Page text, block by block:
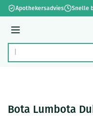
Ga naar de inhoud
Apothekersadvies Snelle
Menu
Product, merk,
Bota Lumbota